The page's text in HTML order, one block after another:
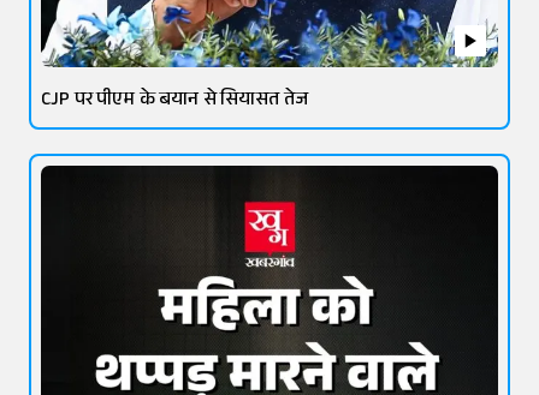
CJP पर पीएम के बयान से सियासत तेज